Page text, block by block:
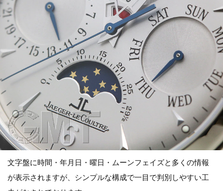
文字盤に時間・年月日・曜日・ムーンフェイズと多くの情報
が表示されますが、シンプルな構成で一目で判別しやすい工